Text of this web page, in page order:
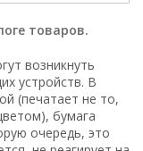
товаров.
возникнуть
устройств. В
(печатает не то,
бумага
очередь, это